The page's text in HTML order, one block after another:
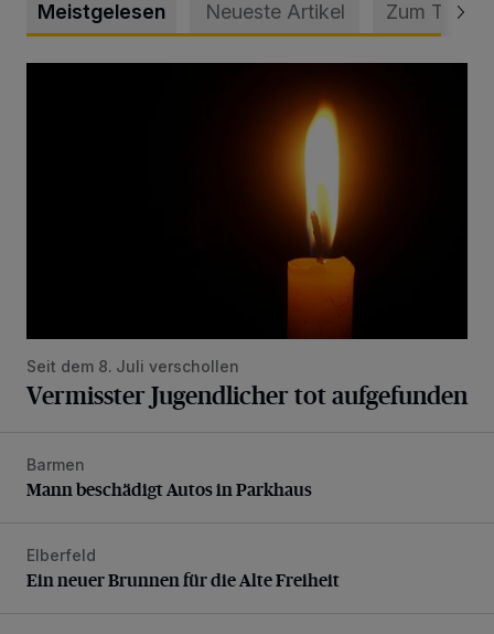
Meistgelesen Neueste Artikel Zum Thema
Seit dem 8. Juli verschollen
Vermisster Jugendlicher tot aufgefunden
Mann beschädigt Autos in Parkhaus
Barmen
Mann beschädigt Autos in Parkhaus
Ein neuer Brunnen für die Alte Freiheit
Elberfeld
Ein neuer Brunnen für die Alte Freiheit